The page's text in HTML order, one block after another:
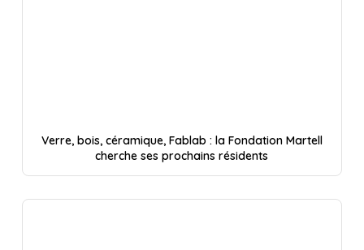
Verre, bois, céramique, Fablab : la Fondation Martell
cherche ses prochains résidents